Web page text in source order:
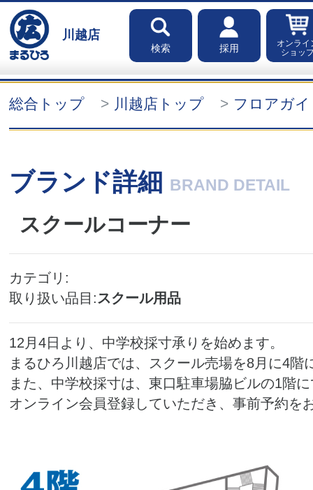
川越店
検索 採用
オンライ
ショッ
総合トップ 川越店トップ フロアガ
ブランド詳細 BRAND DETAIL
スクールコーナー
カテゴリ
取り扱い品目 スクール用品
12月4日より、中学校採寸承りを始めます。
まるひろ川越店では、スクール売場を8月に4階
また、中学校採寸は、東口駐車場脇ビルの1階
オンライン会員登録していただき、事前予約を